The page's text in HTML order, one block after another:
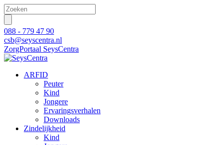
088 - 779 47 90
csb@seyscentra.nl
ZorgPortaal SeysCentra
ARFID
Peuter
Kind
Jongere
Ervaringsverhalen
Downloads
Zindelijkheid
Kind